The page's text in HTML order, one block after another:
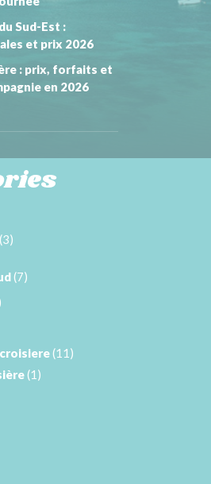
Sud-Est :
et prix 2026
: prix, forfaits et
en 2026
(3)
(7)
(11)
(1)